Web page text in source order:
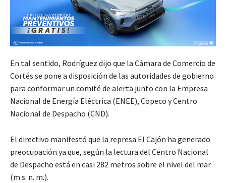
En tal sentido, Rodríguez dijo que la Cámara de Comercio de
Cortés se pone a disposición de las autoridades de gobierno
para conformar un comité de alerta junto con la Empresa
Nacional de Energía Eléctrica (ENEE), Copeco y Centro
Nacional de Despacho (CND).
El directivo manifestó que la represa El Cajón ha generado
preocupación ya que, según la lectura del Centro Nacional
de Despacho está en casi 282 metros sobre el nivel del mar
(m s. n. m.).